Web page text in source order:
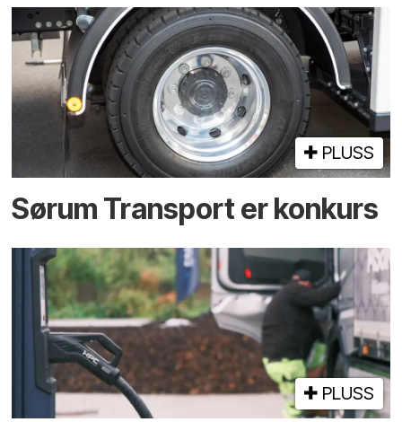
PLUSS
Sørum Transport er konkurs
PLUSS